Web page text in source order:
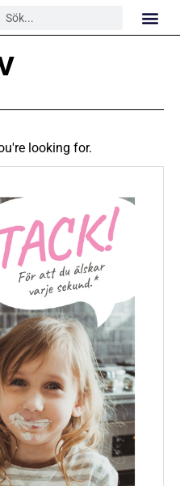
looking for.